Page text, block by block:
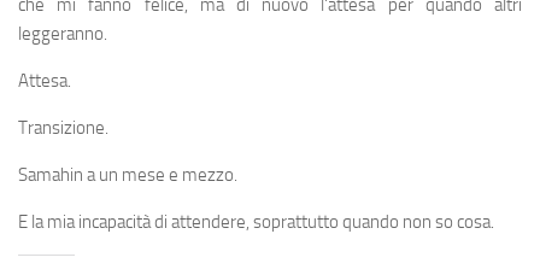
che mi fanno felice, ma di nuovo l'attesa per quando altri
leggeranno.
Attesa.
Transizione.
Samahin a un mese e mezzo.
E la mia incapacità di attendere, soprattutto quando non so cosa.